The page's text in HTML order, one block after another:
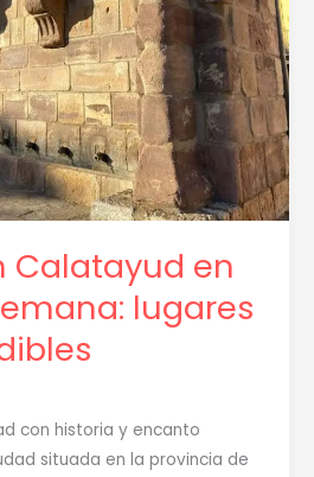
Calatayud en
lugares
con historia y encanto
situada en la provincia de